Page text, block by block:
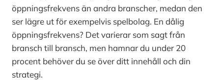
öppningsfrekvens än andra branscher, medan den
ser lägre ut för exempelvis spelbolag. En dålig
öppningsfrekvens? Det varierar som sagt från
bransch till bransch, men hamnar du under 20
procent behöver du se över ditt innehåll och din
strategi.